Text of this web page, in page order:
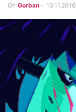
От Gorban - 13.11.2016